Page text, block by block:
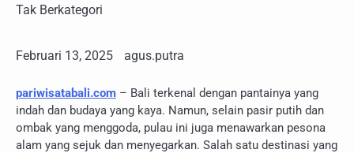
Tak Berkategori
Februari 13, 2025 agus.putra
pariwisatabali.com – Bali terkenal dengan pantainya yang
indah dan budaya yang kaya. Namun, selain pasir putih dan
ombak yang menggoda, pulau ini juga menawarkan pesona
alam yang sejuk dan menyegarkan. Salah satu destinasi yang